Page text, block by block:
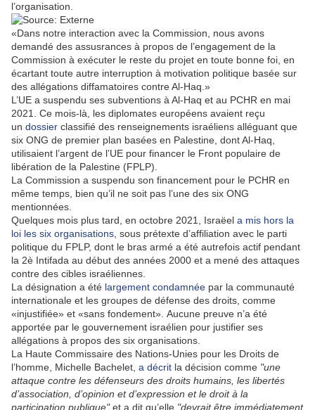
l’organisation.
«Dans notre interaction avec la Commission, nous avons
demandé des assusrances à propos de l’engagement de la
Commission à exécuter le reste du projet en toute bonne foi, en
écartant toute autre interruption à motivation politique basée sur
des allégations diffamatoires contre Al-Haq.»
L’UE a suspendu ses subventions à Al-Haq et au PCHR en mai
2021. Ce mois-là, les diplomates européens avaient reçu
un dossier classifié des renseignements israéliens alléguant que
six ONG de premier plan basées en Palestine, dont Al-Haq,
utilisaient l’argent de l’UE pour financer le Front populaire de
libération de la Palestine (FPLP).
La Commission a suspendu son financement pour le PCHR en
même temps, bien qu’il ne soit pas l’une des six ONG
mentionnées.
Quelques mois plus tard, en octobre 2021, Israëel a mis hors la
loi les six organisations , sous prétexte d’affiliation avec le parti
politique du FPLP, dont le bras armé a été autrefois actif pendant
la 2è Intifada au début des années 2000 et a mené des attaques
contre des cibles israéliennes.
La désignation a été largement condamnée par la communauté
internationale et les groupes de défense des droits, comme
«injustifiée» et «sans fondement». Aucune preuve n’a été
apportée par le gouvernement israélien pour justifier ses
allégations à propos des six organisations.
La Haute Commissaire des Nations-Unies pour les Droits de
l’homme, Michelle Bachelet, a décrit la décision comme "une
attaque contre les défenseurs des droits humains, les libertés
d’association, d’opinion et d’expression et le droit à la
participation publique"et a dit qu’elle "devrait être immédiatement